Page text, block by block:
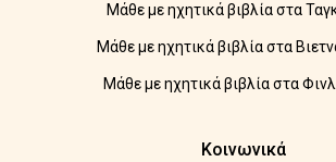
Μάθε με ηχητικά βιβλία στα
Μάθε με ηχητικά βιβλία στα
Μάθε με ηχητικά βιβλία στα
Κοινωνικά